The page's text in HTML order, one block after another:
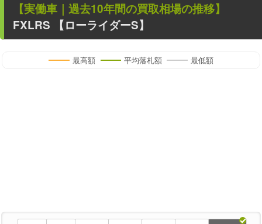
【実働車 ｜過去10年間の買取相場の推移】
FXLRS 【ローライダーS】
最高額 平均落札額 最低額